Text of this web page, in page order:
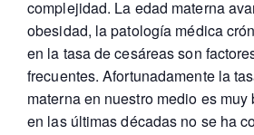
complejidad. La edad materna
obesidad, la patología médica
en la tasa de cesáreas son
frecuentes. Afortunadamente la
materna en nuestro medio es
en las últimas décadas no se ha